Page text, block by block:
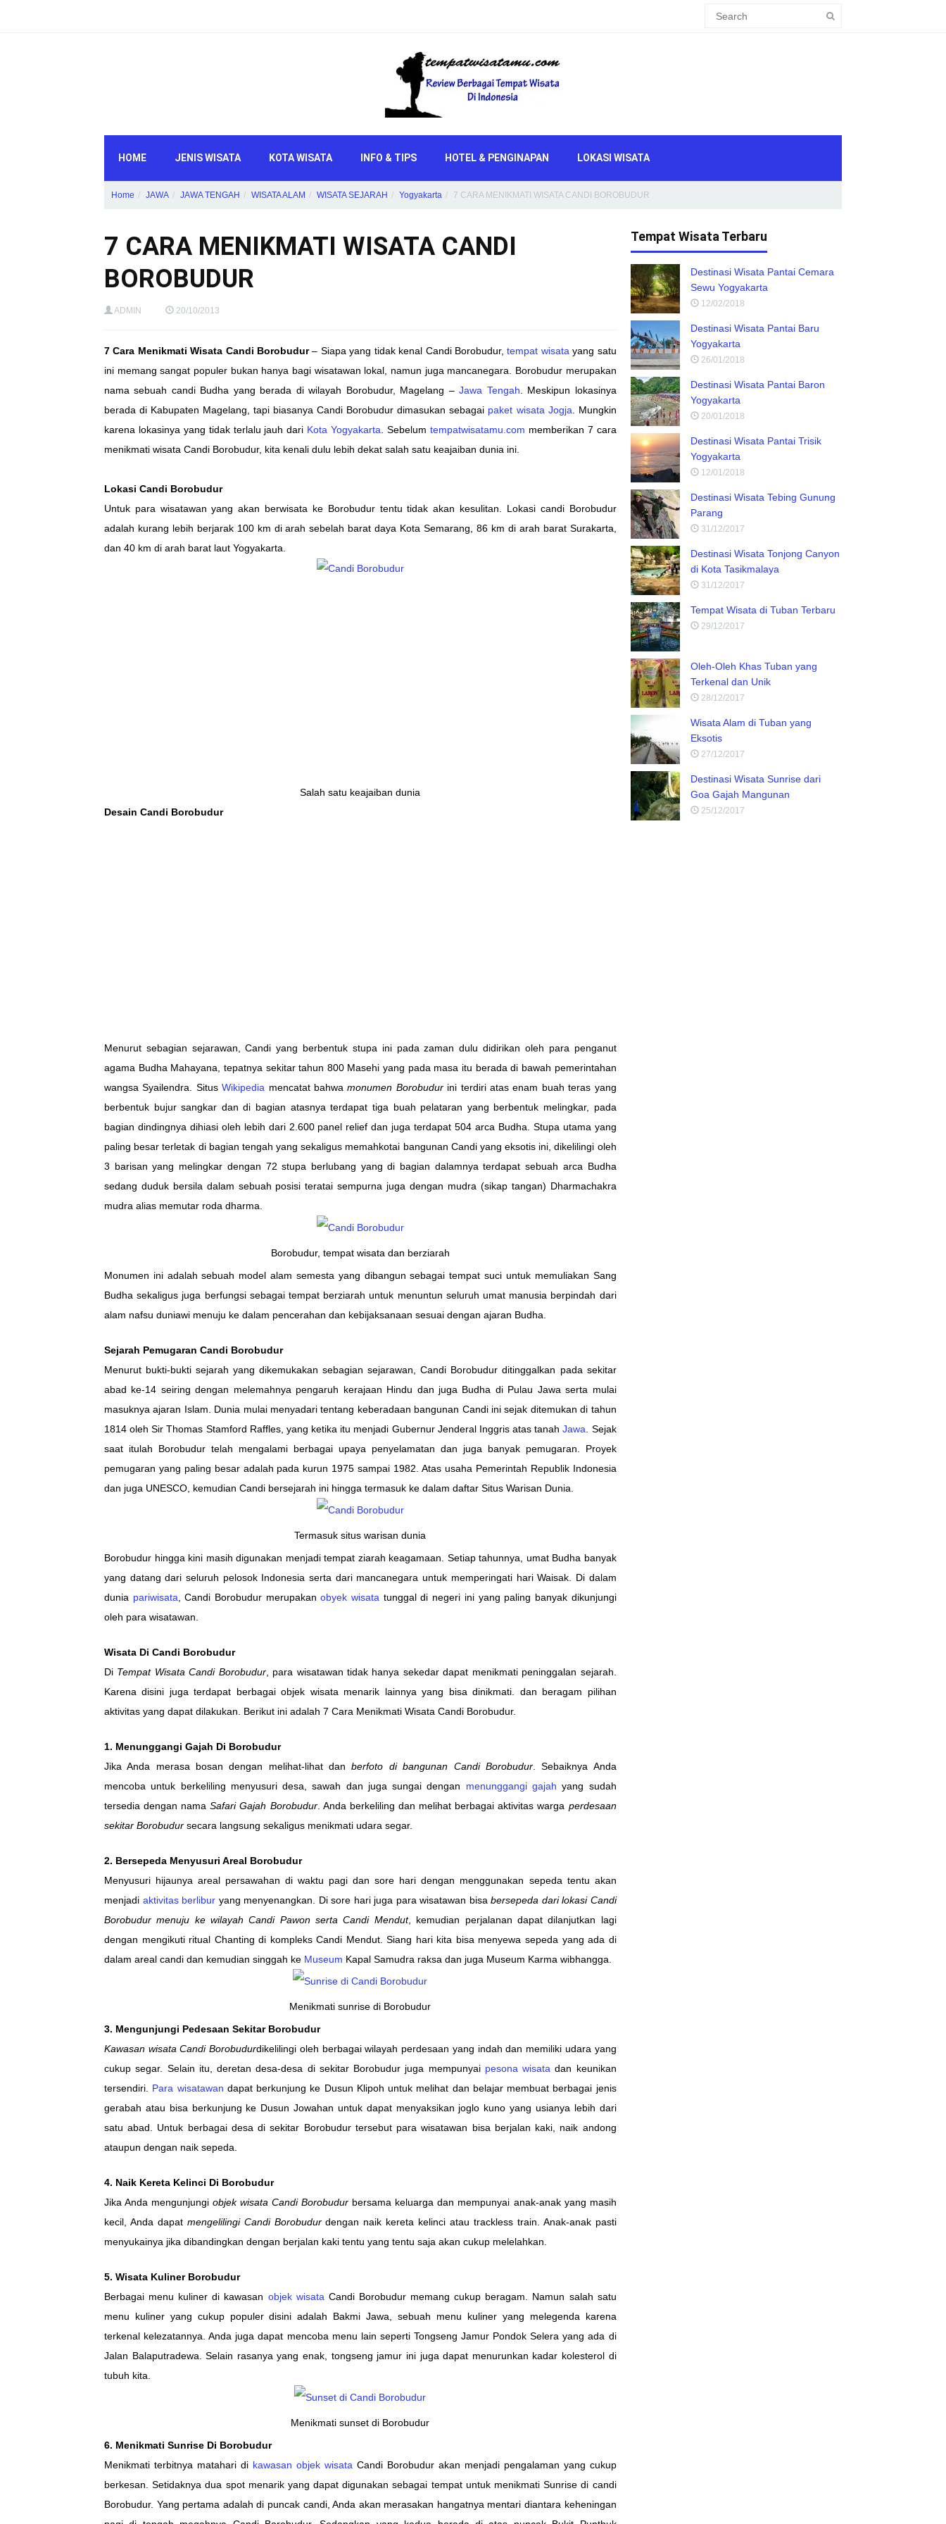
HOME JENIS WISATA KOTA WISATA INFO & TIPS HOTEL & PENGINAPAN LOKASI WISATA
Home JAWA JAWA TENGAH WISATA ALAM WISATA SEJARAH Yogyakarta 7 CARA MENIKMATI WISATA CANDI BOROBUDUR
7 CARA MENIKMATI WISATA CANDI
BOROBUDUR
ADMIN 20/10/2013
7 Cara Menikmati Wisata Candi Borobudur– Siapa yang tidak kenal Candi Borobudur,tempat wisata yang satu
ini memang sangat populer bukan hanya bagi wisatawan lokal, namun juga mancanegara. Borobudur merupakan
nama sebuah candi Budha yang berada di wilayah Borobudur, Magelang –Jawa Tengah . Meskipun lokasinya
berada di Kabupaten Magelang, tapi biasanya Candi Borobudur dimasukan sebagai paket wisata Jogja . Mungkin
karena lokasinya yang tidak terlalu jauh dari Kota Yogyakarta . Sebelum tempatwisatamu.com memberikan 7 cara
menikmati wisata Candi Borobudur, kita kenali dulu lebih dekat salah satu keajaiban dunia ini.
Lokasi Candi Borobudur
Untuk para wisatawan yang akan berwisata ke Borobudur tentu tidak akan kesulitan. Lokasi candi Borobudur
adalah kurang lebih berjarak 100 km di arah sebelah barat daya Kota Semarang, 86 km di arah barat Surakarta,
dan 40 km di arah barat laut Yogyakarta.
Salah satu keajaiban dunia
Desain Candi Borobudur
Menurut sebagian sejarawan, Candi yang berbentuk stupa ini pada zaman dulu didirikan oleh para penganut
agama Budha Mahayana, tepatnya sekitar tahun 800 Masehi yang pada masa itu berada di bawah pemerintahan
wangsa Syailendra. SitusWikipedia mencatat bahwamonumen Borobudur ini terdiri atas enam buah teras yang
berbentuk bujur sangkar dan di bagian atasnya terdapat tiga buah pelataran yang berbentuk melingkar, pada
bagian dindingnya dihiasi oleh lebih dari 2.600 panel relief dan juga terdapat 504 arca Budha. Stupa utama yang
paling besar terletak di bagian tengah yang sekaligus memahkotai bangunan Candi yang eksotis ini, dikelilingi oleh
3 barisan yang melingkar dengan 72 stupa berlubang yang di bagian dalamnya terdapat sebuah arca Budha
sedang duduk bersila dalam sebuah posisi teratai sempurna juga dengan mudra (sikap tangan) Dharmachakra
mudra alias memutar roda dharma.
Borobudur, tempat wisata dan berziarah
Monumen ini adalah sebuah model alam semesta yang dibangun sebagai tempat suci untuk memuliakan Sang
Budha sekaligus juga berfungsi sebagai tempat berziarah untuk menuntun seluruh umat manusia berpindah dari
alam nafsu duniawi menuju ke dalam pencerahan dan kebijaksanaan sesuai dengan ajaran Budha.
Sejarah Pemugaran Candi Borobudur
Menurut bukti-bukti sejarah yang dikemukakan sebagian sejarawan, Candi Borobudur ditinggalkan pada sekitar
abad ke-14 seiring dengan melemahnya pengaruh kerajaan Hindu dan juga Budha di Pulau Jawa serta mulai
masuknya ajaran Islam. Dunia mulai menyadari tentang keberadaan bangunan Candi ini sejak ditemukan di tahun
1814 oleh Sir Thomas Stamford Raffles, yang ketika itu menjadi Gubernur Jenderal Inggris atas tanahJawa . Sejak
saat itulah Borobudur telah mengalami berbagai upaya penyelamatan dan juga banyak pemugaran. Proyek
pemugaran yang paling besar adalah pada kurun 1975 sampai 1982. Atas usaha Pemerintah Republik Indonesia
dan juga UNESCO, kemudian Candi bersejarah ini hingga termasuk ke dalam daftar Situs Warisan Dunia.
Termasuk situs warisan dunia
Borobudur hingga kini masih digunakan menjadi tempat ziarah keagamaan. Setiap tahunnya, umat Budha banyak
yang datang dari seluruh pelosok Indonesia serta dari mancanegara untuk memperingati hari Waisak. Di dalam
dunia pariwisata , Candi Borobudur merupakanobyek wisata tunggal di negeri ini yang paling banyak dikunjungi
oleh para wisatawan.
Wisata Di Candi Borobudur
Di Tempat Wisata Candi Borobudur, para wisatawan tidak hanya sekedar dapat menikmati peninggalan sejarah.
Karena disini juga terdapat berbagai objek wisata menarik lainnya yang bisa dinikmati. dan beragam pilihan
aktivitas yang dapat dilakukan. Berikut ini adalah 7 Cara Menikmati Wisata Candi Borobudur.
1. Menunggangi Gajah Di Borobudur
Jika Anda merasa bosan dengan melihat-lihat danberfoto di bangunan Candi Borobudur. Sebaiknya Anda
mencoba untuk berkeliling menyusuri desa, sawah dan juga sungai dengan menunggangi gajah yang sudah
tersedia dengan namaSafari Gajah Borobudur. Anda berkeliling dan melihat berbagai aktivitas warga perdesaan
sekitar Borobudur secara langsung sekaligus menikmati udara segar.
2. Bersepeda Menyusuri Areal Borobudur
Menyusuri hijaunya areal persawahan di waktu pagi dan sore hari dengan menggunakan sepeda tentu akan
menjadi aktivitas berlibur yang menyenangkan. Di sore hari juga para wisatawan bisabersepeda dari lokasi Candi
Borobudur menuju ke wilayah Candi Pawon serta Candi Mendut, kemudian perjalanan dapat dilanjutkan lagi
dengan mengikuti ritual Chanting di kompleks Candi Mendut. Siang hari kita bisa menyewa sepeda yang ada di
dalam areal candi dan kemudian singgah ke Museum Kapal Samudra raksa dan juga Museum Karma wibhangga.
Menikmati sunrise di Borobudur
3. Mengunjungi Pedesaan Sekitar Borobudur
Kawasan wisata Candi Borobudurdikelilingi oleh berbagai wilayah perdesaan yang indah dan memiliki udara yang
cukup segar. Selain itu, deretan desa-desa di sekitar Borobudur juga mempunyai pesona wisata dan keunikan
tersendiri. Para wisatawan dapat berkunjung ke Dusun Klipoh untuk melihat dan belajar membuat berbagai jenis
gerabah atau bisa berkunjung ke Dusun Jowahan untuk dapat menyaksikan joglo kuno yang usianya lebih dari
satu abad. Untuk berbagai desa di sekitar Borobudur tersebut para wisatawan bisa berjalan kaki, naik andong
ataupun dengan naik sepeda.
4. Naik Kereta Kelinci Di Borobudur
Jika Anda mengunjungiobjek wisata Candi Borobudur bersama keluarga dan mempunyai anak-anak yang masih
kecil, Anda dapat mengelilingi Candi Borobudurdengan naik kereta kelinci atau trackless train. Anak-anak pasti
menyukainya jika dibandingkan dengan berjalan kaki tentu yang tentu saja akan cukup melelahkan.
5. Wisata Kuliner Borobudur
Berbagai menu kuliner di kawasan objek wisata Candi Borobudur memang cukup beragam. Namun salah satu
menu kuliner yang cukup populer disini adalah Bakmi Jawa, sebuah menu kuliner yang melegenda karena
terkenal kelezatannya. Anda juga dapat mencoba menu lain seperti Tongseng Jamur Pondok Selera yang ada di
Jalan Balaputradewa. Selain rasanya yang enak, tongseng jamur ini juga dapat menurunkan kadar kolesterol di
tubuh kita.
Menikmati sunset di Borobudur
6. Menikmati Sunrise Di Borobudur
Menikmati terbitnya matahari di kawasan objek wisata Candi Borobudur akan menjadi pengalaman yang cukup
berkesan. Setidaknya dua spot menarik yang dapat digunakan sebagai tempat untuk menikmati Sunrise di candi
Borobudur. Yang pertama adalah di puncak candi, Anda akan merasakan hangatnya mentari diantara keheningan
Tempat Wisata Terbaru
Destinasi Wisata Pantai Cemara
Sewu Yogyakarta
12/02/2018
Destinasi Wisata Pantai Baru
Yogyakarta
26/01/2018
Destinasi Wisata Pantai Baron
Yogyakarta
20/01/2018
Destinasi Wisata Pantai Trisik
Yogyakarta
12/01/2018
Destinasi Wisata Tebing Gunung
Parang
31/12/2017
Destinasi Wisata Tonjong Canyon
di Kota Tasikmalaya
31/12/2017
Tempat Wisata di Tuban Terbaru
29/12/2017
Oleh-Oleh Khas Tuban yang
Terkenal dan Unik
28/12/2017
Wisata Alam di Tuban yang
Eksotis
27/12/2017
Destinasi Wisata Sunrise dari
Goa Gajah Mangunan
25/12/2017